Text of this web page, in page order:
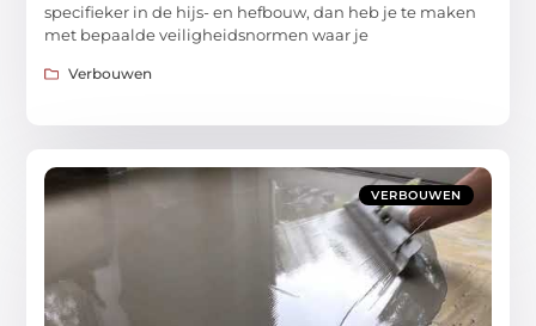
specifieker in de hijs- en hefbouw, dan heb je te maken
met bepaalde veiligheidsnormen waar je
Verbouwen
VERBOUWEN